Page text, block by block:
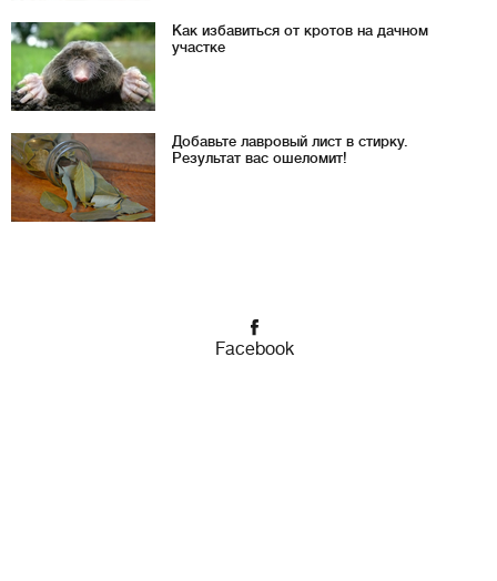
Как избавиться от кротов на дачном
участке
Добавьте лавровый лист в стирку.
Результат вас ошеломит!
Facebook